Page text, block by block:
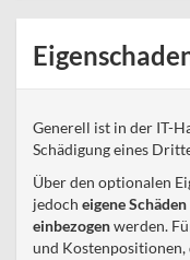
Generell ist in der IT-
Schädigung eines
Über den optionalen
jedoch eigene
einbezogenwerden.
und Kostenpositionen,